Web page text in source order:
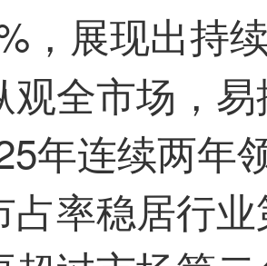
，展现出持
观全市场，
年连续两年
占率稳居行业